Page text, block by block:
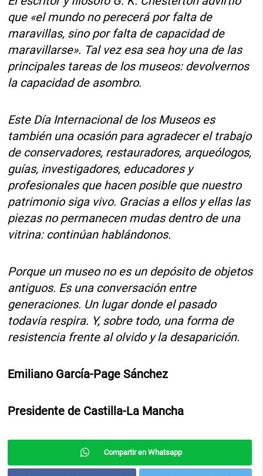
que «el mundo no perecerá por falta de
maravillas, sino por falta de capacidad de
maravillarse». Tal vez esa sea hoy una de las
principales tareas de los museos: devolvernos
la capacidad de asombro.
Este Día Internacional de los Museos es
también una ocasión para agradecer el trabajo
de conservadores, restauradores, arqueólogos,
guías, investigadores, educadores y
profesionales que hacen posible que nuestro
patrimonio siga vivo. Gracias a ellos y ellas las
piezas no permanecen mudas dentro de una
vitrina: continúan hablándonos.
Porque un museo no es un depósito de objetos
antiguos. Es una conversación entre
generaciones. Un lugar donde el pasado
todavía respira. Y, sobre todo, una forma de
resistencia frente al olvido y la desaparición.
Emiliano García-Page Sánchez
Presidente de Castilla-La Mancha
Compartir en Whatsapp